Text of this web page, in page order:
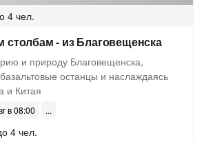
4 чел.
столбам - из Благовещенска
и природу Благовещенска,
останцы и наслаждаясь
и Китая
в 08:00
4 чел.